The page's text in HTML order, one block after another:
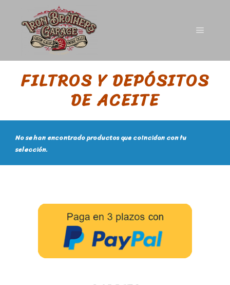
FILTROS Y DEPÓSITOS
DE ACEITE
No se han encontrado productos que coincidan con tu
selección.